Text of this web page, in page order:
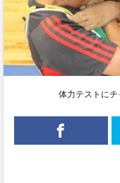
体力テストに